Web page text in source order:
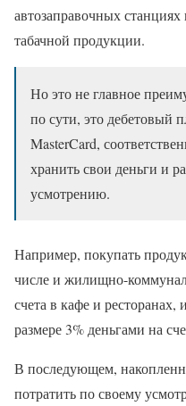
автозаправочных
табачной продукции.
Но это не главное
по сути, это дебетовый
MasterCard,
хранить свои деньги и
усмотрению.
Например, покупать
числе и жилищно-
счета в кафе и
размере 3% деньгами на
В последующем,
потратить по своему